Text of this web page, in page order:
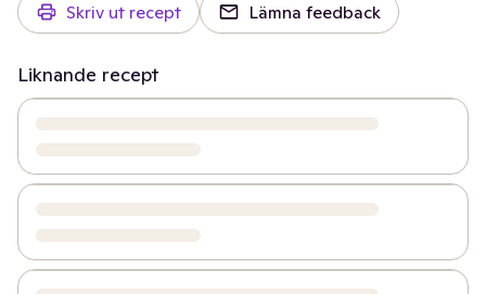
Skriv ut recept Lämna feedback
Liknande recept